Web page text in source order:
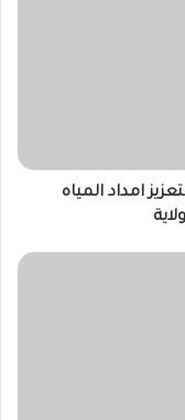
امداد المياه